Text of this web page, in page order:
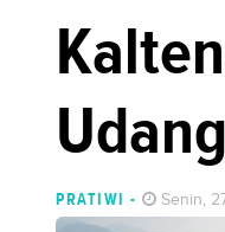
Udang
PRATIWI - Senin,